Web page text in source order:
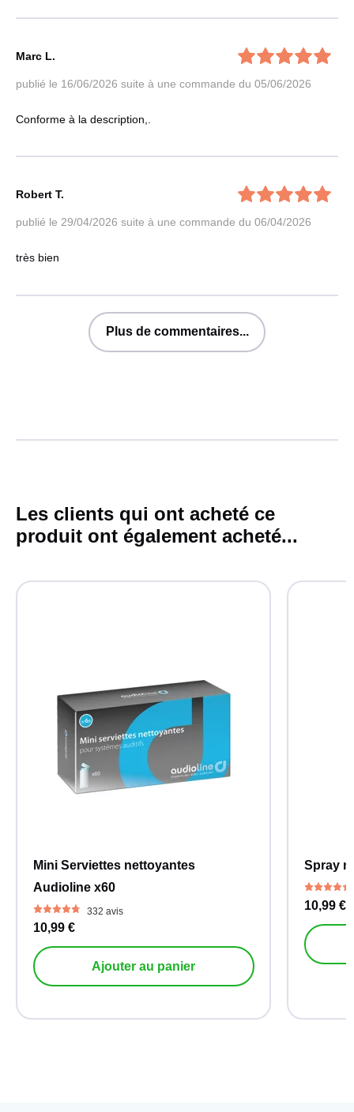
Marc L.
publié le 16/06/2026 suite à une commande du 05/06/2026
Conforme à la description,.
Robert T.
publié le 29/04/2026 suite à une commande du 06/04/2026
très bien
Plus de commentaires...
Les clients qui ont acheté ce
produit ont également acheté...
Mini Serviettes nettoyantes
Audioline x60
332 avis
10,99 €
Ajouter au panier
Spray
10,99 €